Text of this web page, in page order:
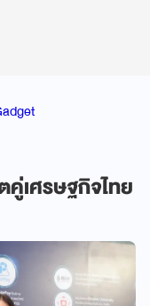
คู่เศรษฐกิจไทย